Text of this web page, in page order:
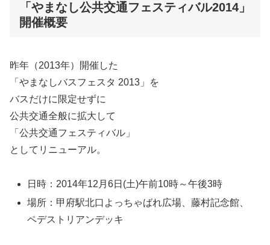
「やまなし公共交通フェスティバル2014」
開催概要
昨年（2013年）開催した
「やまなしバスフェスタ 2013」を
バスだけに限定せずに
公共交通全般に拡大して
「公共交通フェスティバル」
としてリニューアル。
日時：2014年12月6日(土)午前10時～午後3時
場所：甲府駅北口よっちゃばれ広場、藤村記念館、
ペデストリアンデッキ